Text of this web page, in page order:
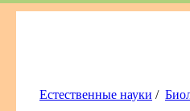
Естественные науки /